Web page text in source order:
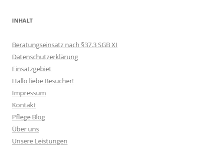
INHALT
Beratungseinsatz nach §37.3 SGB XI
Datenschutzerklärung
Einsatzgebiet
Hallo liebe Besucher!
Impressum
Kontakt
Pflege Blog
Über uns
Unsere Leistungen